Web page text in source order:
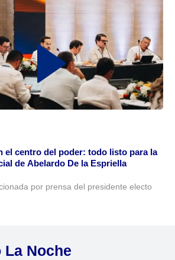
el centro del poder: todo listo para la
de Abelardo De la Espriella
por prensa del presidente electo
La Noche